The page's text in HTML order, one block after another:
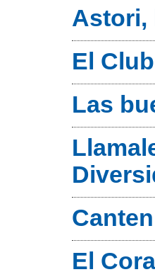
Astori,
El
Las
El